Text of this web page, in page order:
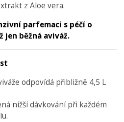
z Aloe vera.
parfemaci s péčí o
jen běžná aviváž.
odpovídá přibližně 4,5 L
nižší dávkování při každém